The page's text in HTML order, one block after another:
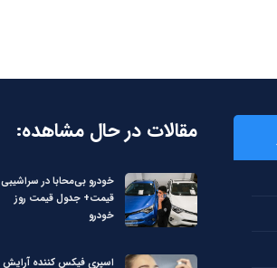
مقالات در حال مشاهده:
خودرو بی‌محابا در سراشیبی
قیمت+ جدول قیمت روز
خودرو
اسپری فیکس کننده آرایش